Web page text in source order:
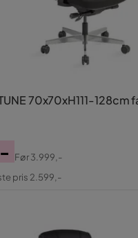
70x70xH111-128cm
Før3.999,-
pris 2.599,-